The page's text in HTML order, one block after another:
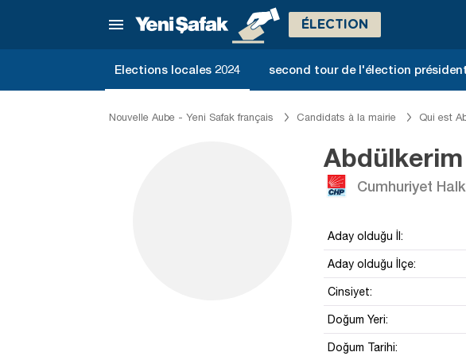
ÉLECTION
Elections locales 2024 second tour de l'élection
Nouvelle Aube - Yeni Safak français Candidats à la mairie Qui est
Cumhuriyet
Aday olduğu İl:
Aday olduğu İlçe:
Cinsiyet:
Doğum Yeri:
Doğum Tarihi: